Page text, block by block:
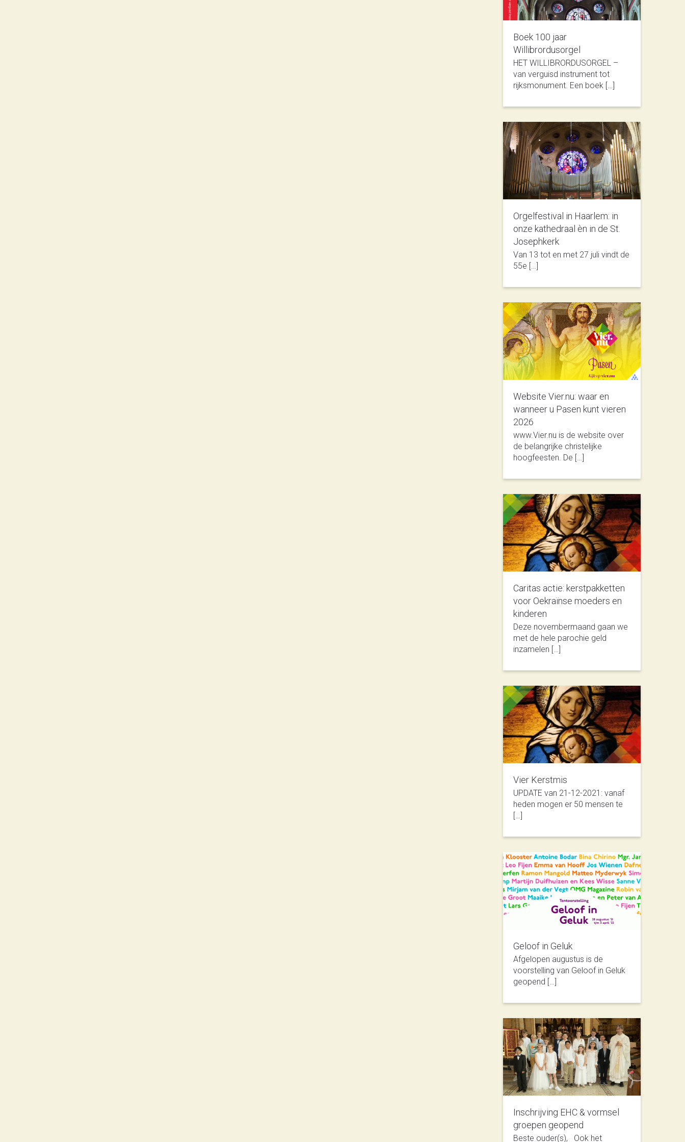
Boek 100 jaar
Willibrordusorgel
HET WILLIBRORDUSORGEL –
van verguisd instrument tot
rijksmonument. Een boek […]
Orgelfestival in Haarlem: in
onze kathedraal èn in de St.
Josephkerk
Van 13 tot en met 27 juli vindt de
55e […]
Website Vier.nu: waar en
wanneer u Pasen kunt vieren
2026
www.Vier.nu is de website over
de belangrijke christelijke
hoogfeesten. De […]
Caritas actie: kerstpakketten
voor Oekraïnse moeders en
kinderen
Deze novembermaand gaan we
met de hele parochie geld
inzamelen […]
Vier Kerstmis
UPDATE van 21-12-2021: vanaf
heden mogen er 50 mensen te
[…]
Geloof in Geluk
Afgelopen augustus is de
voorstelling van Geloof in Geluk
geopend […]
Inschrijving EHC & vormsel
groepen geopend
Beste ouder(s), Ook het